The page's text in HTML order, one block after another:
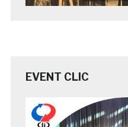
EVENT CLIC